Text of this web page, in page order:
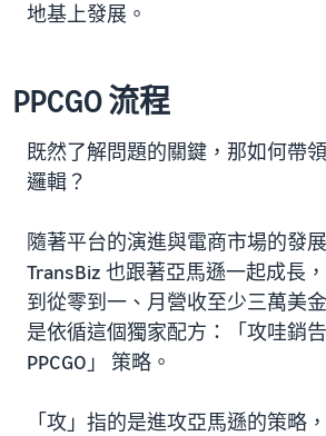
地基上發展。
PPCGO 流程
既然了解問題的關鍵，那如何帶
邏輯？
隨著平台的演進與電商市場的發
TransBiz 也跟著亞馬遜一起成長
到從零到一、月營收至少三萬美
是依循這個獨家配方：「攻哇銷
PPCGO」 策略。
「攻」指的是進攻亞馬遜的策略